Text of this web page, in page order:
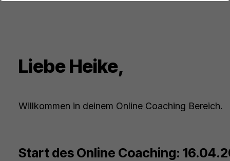
Liebe Heike,
Willkommen in deinem Online Coaching Bereich.
Start des Online Coaching: